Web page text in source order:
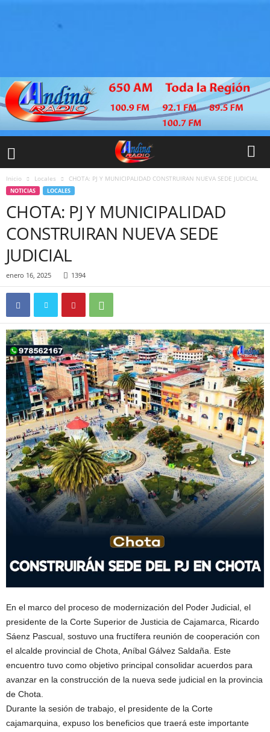
Inicio Locales CHOTA: PJ Y MUNICIPALIDAD CONSTRUIRAN NUEVA SEDE JUDICIAL
NOTICIAS LOCALES
CHOTA: PJ Y MUNICIPALIDAD
CONSTRUIRAN NUEVA SEDE
JUDICIAL
enero 16, 2025 1394
En el marco del proceso de modernización del Poder Judicial, el
presidente de la Corte Superior de Justicia de Cajamarca, Ricardo
Sáenz Pascual, sostuvo una fructífera reunión de cooperación con
el alcalde provincial de Chota, Aníbal Gálvez Saldaña. Este
encuentro tuvo como objetivo principal consolidar acuerdos para
avanzar en la construcción de la nueva sede judicial en la provincia
de Chota.
Durante la sesión de trabajo, el presidente de la Corte
cajamarquina, expuso los beneficios que traerá este importante